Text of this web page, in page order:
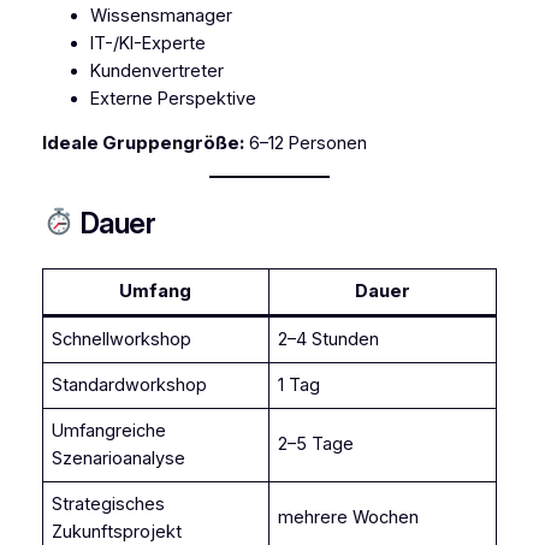
Wissensmanager
IT-/KI-Experte
Kundenvertreter
Externe Perspektive
Ideale Gruppengröße:6–12 Personen
Dauer
Umfang Dauer
Schnellworkshop 2–4 Stunden
Standardworkshop 1 Tag
Umfangreiche
Szenarioanalyse
2–5 Tage
Strategisches
Zukunftsprojekt
mehrere Wochen